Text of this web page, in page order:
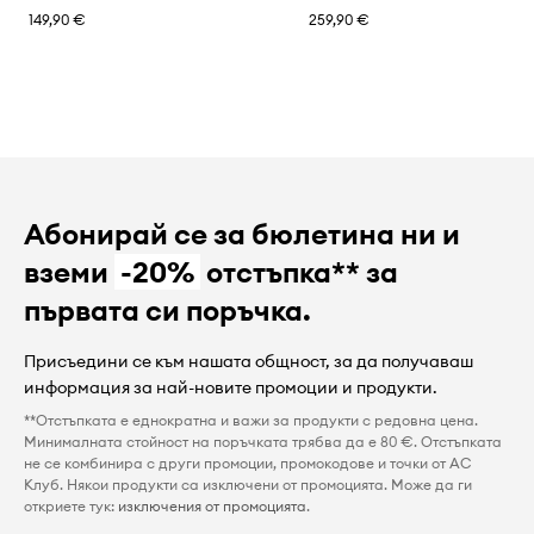
149,90 € 259,90 €
Абонирай се за бюлетина ни и
вземи -20% отстъпка** за
първата си поръчка.
Присъедини се към нашата общност, за да получаваш
информация за най-новите промоции и продукти.
**Отстъпката е еднократна и важи за продукти с редовна цена.
Минималната стойност на поръчката трябва да е 80 €. Отстъпката
не се комбинира с други промоции, промокодове и точки от AC
Клуб. Някои продукти са изключени от промоцията. Може да ги
откриете тук: изключения от промоцията.